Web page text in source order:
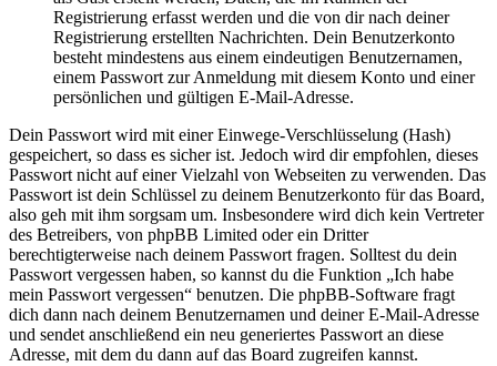
Registrierung erfasst werden und die von dir nach deiner
Registrierung erstellten Nachrichten. Dein Benutzerkonto
besteht mindestens aus einem eindeutigen Benutzernamen,
einem Passwort zur Anmeldung mit diesem Konto und einer
persönlichen und gültigen E-Mail-Adresse.
Dein Passwort wird mit einer Einwege-Verschlüsselung (Hash)
gespeichert, so dass es sicher ist. Jedoch wird dir empfohlen, dieses
Passwort nicht auf einer Vielzahl von Webseiten zu verwenden. Das
Passwort ist dein Schlüssel zu deinem Benutzerkonto für das Board,
also geh mit ihm sorgsam um. Insbesondere wird dich kein Vertreter
des Betreibers, von phpBB Limited oder ein Dritter
berechtigterweise nach deinem Passwort fragen. Solltest du dein
Passwort vergessen haben, so kannst du die Funktion „Ich habe
mein Passwort vergessen“ benutzen. Die phpBB-Software fragt
dich dann nach deinem Benutzernamen und deiner E-Mail-Adresse
und sendet anschließend ein neu generiertes Passwort an diese
Adresse, mit dem du dann auf das Board zugreifen kannst.